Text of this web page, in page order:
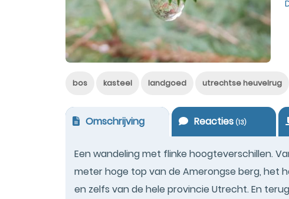
bos kasteel landgoed utrechtse heuvelrug
Omschrijving Reacties(13)
Een wandeling met flinke hoogteverschillen.
meter hoge top van de Amerongse berg, het
en zelfs van de hele provincie Utrecht. En